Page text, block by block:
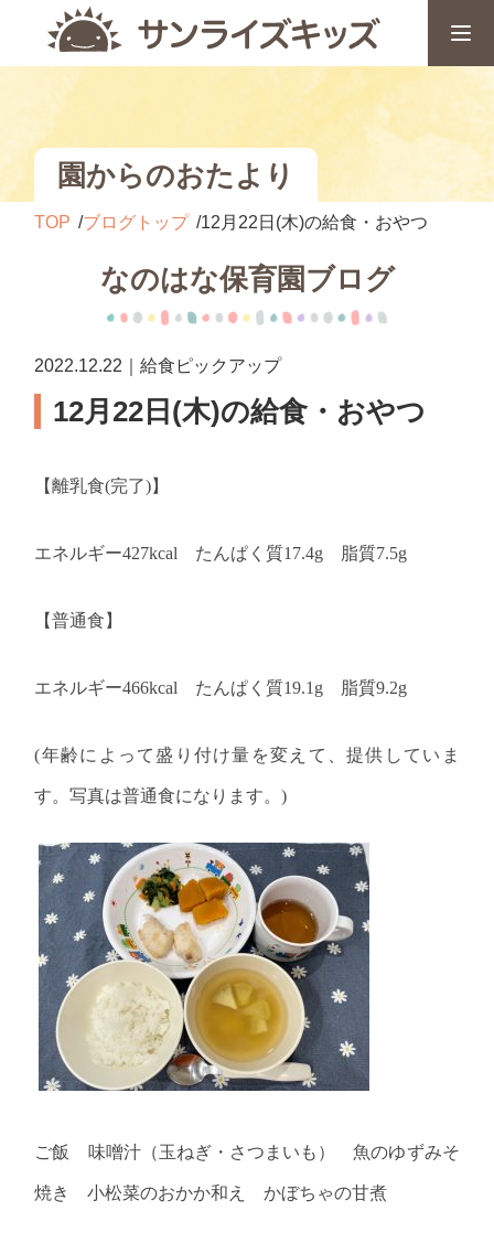
園からのおたより
TOP ブログトップ 12月22日(木)の給食・おやつ
なのはな保育園ブログ
2022.12.22｜給食ピックアップ
12月22日(木)の給食・おやつ
【離乳食(完了)】
エネルギー427kcal たんぱく質17.4g 脂質7.5g
【普通食】
エネルギー466kcal たんぱく質19.1g 脂質9.2g
(年齢によって盛り付け量を変えて、提供していま
す。写真は普通食になります。)
ご飯 味噌汁（玉ねぎ・さつまいも） 魚のゆずみそ
焼き 小松菜のおかか和え かぼちゃの甘煮